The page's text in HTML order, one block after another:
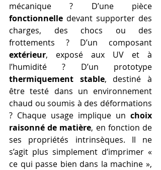
fonctionnelle devant supporter des
charges, des chocs ou des
extérieur, exposé aux UV et à
thermiquement stable, destiné à
être testé dans un environnement
chaud ou soumis à des déformations
? Chaque usage implique un choix
raisonné de matière, en fonction de
ses propriétés intrinsèques. Il ne
s’agit plus simplement d’imprimer «
ce qui passe bien dans la machine »,